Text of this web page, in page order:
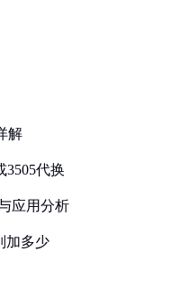
解
3505代换
应用分析
加多少